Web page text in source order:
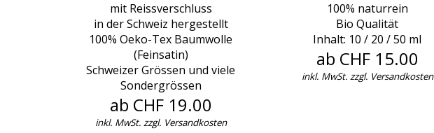
mit Reissverschluss
in der Schweiz hergestellt
100% Oeko-Tex Baumwolle
(Feinsatin)
Schweizer Grössen und viele
Sondergrössen
ab CHF 19.00
inkl. MwSt. zzgl. Versandkosten
100% naturrein
Bio Qualität
Inhalt: 10 / 20 / 50 ml
ab CHF 15.00
inkl. MwSt. zzgl. Versandkosten